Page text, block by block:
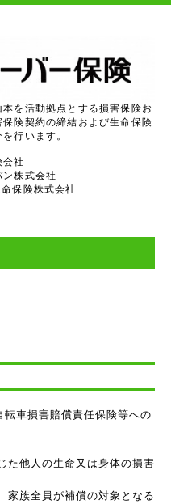
を活動拠点とする損害保険お
険契約の締結および生命保険
行います。
会社
株式会社
保険株式会社
車損害賠償責任保険等への
た他人の生命又は身体の損害
家族全員が補償の対象となる